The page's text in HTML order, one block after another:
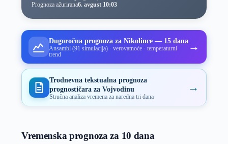
Prognoza ažurirana6. avgust 10:03
Dugoročna prognoza za Nikolince — 15 dana
Ansambl (91 simulacija) · verovatnoće · temperaturni
trend
→
Trodnevna tekstualna prognoza
prognostičara za Vojvodinu
Stručna analiza vremena za naredna tri dana
→
Vremenska prognoza za 10 dana